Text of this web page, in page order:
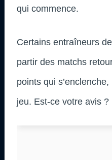
qui commence.
Certains entraîneurs
partir des matchs
points qui
jeu. Est-ce votre avis ?